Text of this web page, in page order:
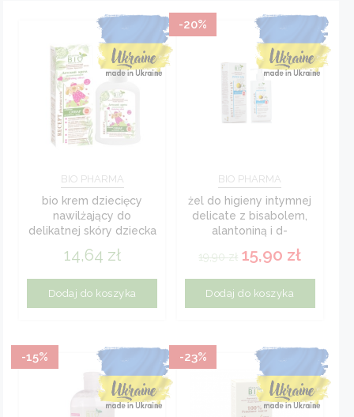
BIO PHARMA
bio krem dziecięcy
nawilżający do
delikatnej skóry dziecka
14,64 zł
Dodaj do koszyka
-20%
BIO PHARMA
żel do higieny intymnej
delicate z bisabolem,
alantoniną i d-
19,90zł 15,90 zł
Dodaj do koszyka
-15% -23%